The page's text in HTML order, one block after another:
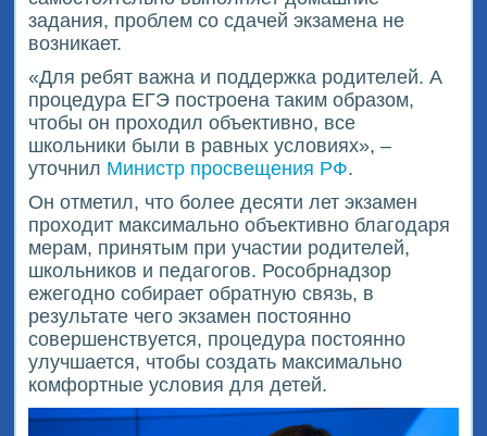
задания, проблем со сдачей экзамена не
возникает.
«Для ребят важна и поддержка родителей. А
процедура ЕГЭ построена таким образом,
чтобы он проходил объективно, все
школьники были в равных условиях», –
уточнил Министр просвещения РФ.
Он отметил, что более десяти лет экзамен
проходит максимально объективно благодаря
мерам, принятым при участии родителей,
школьников и педагогов. Рособрнадзор
ежегодно собирает обратную связь, в
результате чего экзамен постоянно
совершенствуется, процедура постоянно
улучшается, чтобы создать максимально
комфортные условия для детей.